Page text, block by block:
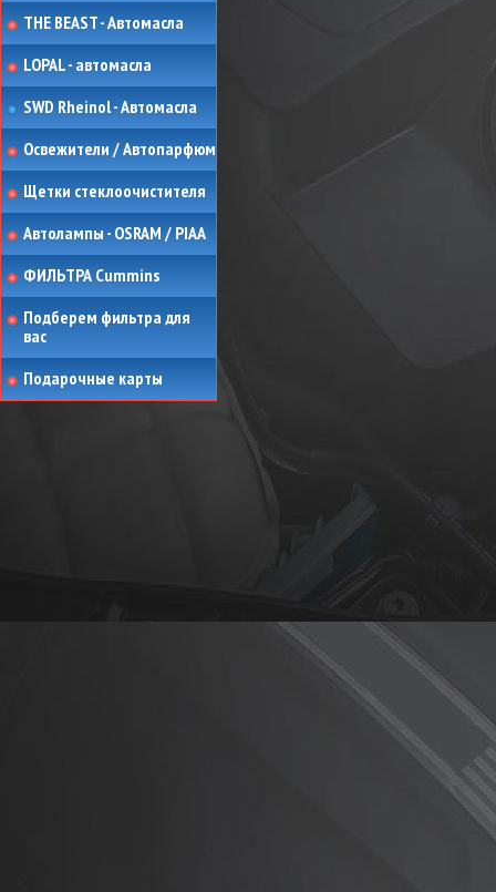
THE BEAST - Автомасла
LOPAL - автомасла
SWD Rheinol - Автомасла
Освежители / Автопарфюм
Щетки стеклоочистителя
Автолампы - OSRAM / PIAA
ФИЛЬТРА Cummins
Подберем фильтра для
вас
Подарочные карты